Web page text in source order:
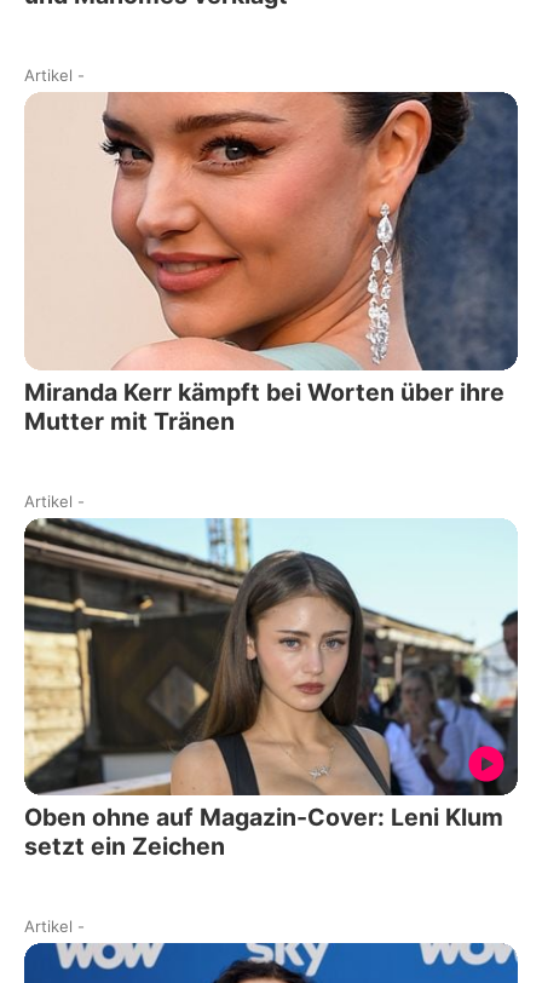
Artikel -
Miranda Kerr kämpft bei Worten über ihre
Mutter mit Tränen
Artikel -
Oben ohne auf Magazin-Cover: Leni Klum
setzt ein Zeichen
Artikel -